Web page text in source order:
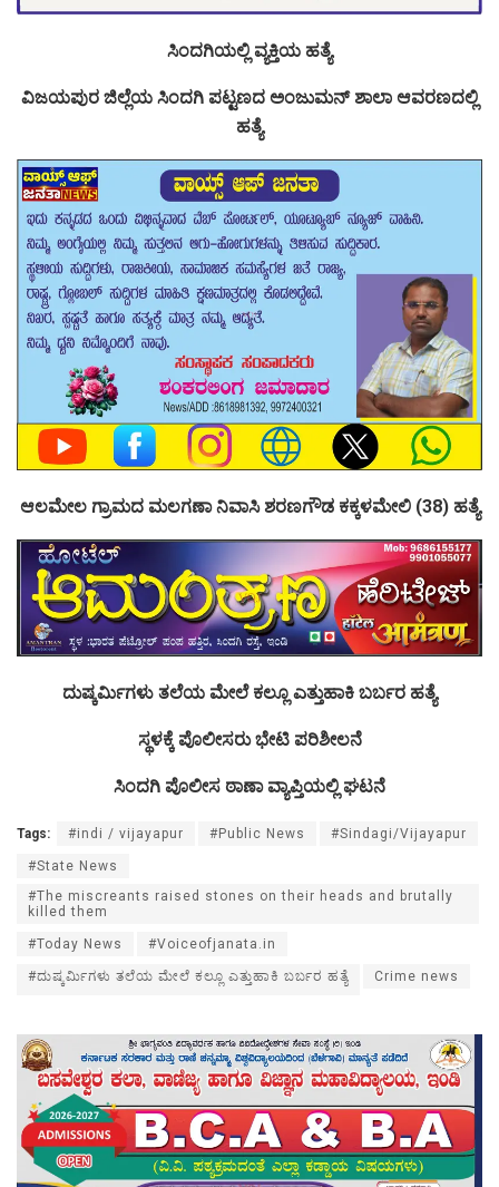
ಸಿಂದಗಿಯಲ್ಲಿ ವ್ಯಕ್ತಿಯ ಹತ್ಯೆ
ವಿಜಯಪುರ ಜಿಲ್ಲೆಯ ಸಿಂದಗಿ ಪಟ್ಟಣದ ಅಂಜುಮನ್ ಶಾಲಾ ಆವರಣದಲ್ಲಿ
ಹತ್ಯೆ
ಆಲಮೇಲ ಗ್ರಾಮದ ಮಲಗಣಾ ನಿವಾಸಿ ಶರಣಗೌಡ ಕಕ್ಕಳಮೇಲಿ (38) ಹತ್ಯೆ
ದುಷ್ಕರ್ಮಿಗಳು ತಲೆಯ ಮೇಲೆ ಕಲ್ಲೂ ಎತ್ತುಹಾಕಿ ಬರ್ಬರ ಹತ್ಯೆ
ಸ್ಥಳಕ್ಕೆ ಪೊಲೀಸರು ಭೇಟಿ ಪರಿಶೀಲನೆ
ಸಿಂದಗಿ ಪೊಲೀಸ ಠಾಣಾ ವ್ಯಾಪ್ತಿಯಲ್ಲಿ ಘಟನೆ
Tags: #indi / vijayapur #Public News #Sindagi/Vijayapur
#State News
#The miscreants raised stones on their heads and brutally
killed them
#Today News #Voiceofjanata.in
#ದುಷ್ಕರ್ಮಿಗಳು ತಲೆಯ ಮೇಲೆ ಕಲ್ಲೂ ಎತ್ತುಹಾಕಿ ಬರ್ಬರ ಹತ್ಯೆ Crime news